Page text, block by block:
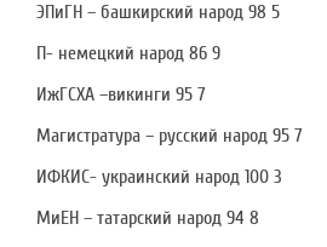
ЭПиГН – башкирский народ 98 5
П- немецкий народ 86 9
ИжГСХА –викинги 95 7
Магистратура – русский народ 95 7
ИФКИС- украинский народ 100 3
МиЕН – татарский народ 94 8